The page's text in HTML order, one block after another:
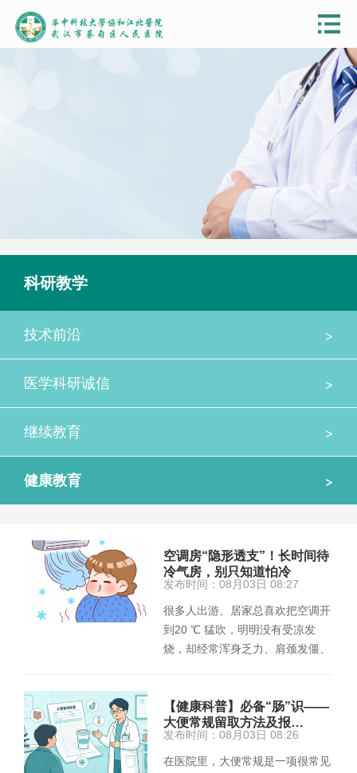
科研教学
>
技术前沿
>
医学科研诚信
>
继续教育
>
健康教育
空调房“隐形透支”！长时间待
冷气房，别只知道怕冷
发布时间：08月03日 08:27
很多人出游、居家总喜欢把空调开
到20 ℃ 猛吹，明明没有受凉发
烧，却经常浑身乏力、肩颈发僵、
【健康科普】必备“肠”识——
大便常规留取方法及报…
发布时间：08月03日 08:26
在医院里，大便常规是一项很常见